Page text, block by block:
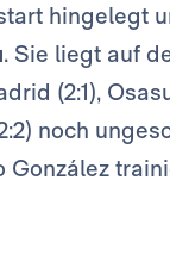
hingelegt
. Sie liegt auf
(2:1),
noch
González